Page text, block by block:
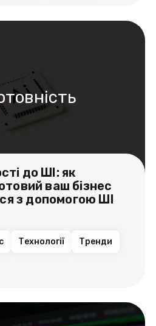
до ШІ: як
ваш бізнес
з допомогою ШІ
Технології Тренди